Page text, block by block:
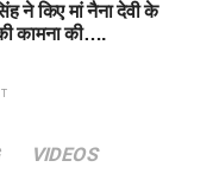
ने किए मां नैना देवी के
कामना की….
VIDEOS